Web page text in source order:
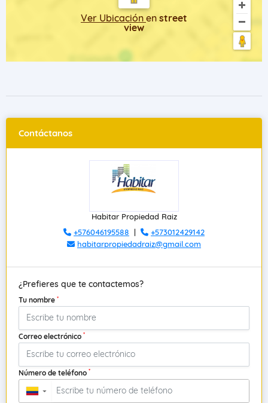
Ver Ubicación en street
view
Contáctanos
Habitar Propiedad Raiz
+576046195588 |
+573012429142
habitarpropiedadraiz@gmail.com
¿Prefieres que te contactemos?
Tu nombre *
Correo electrónico *
Número de teléfono *
▼